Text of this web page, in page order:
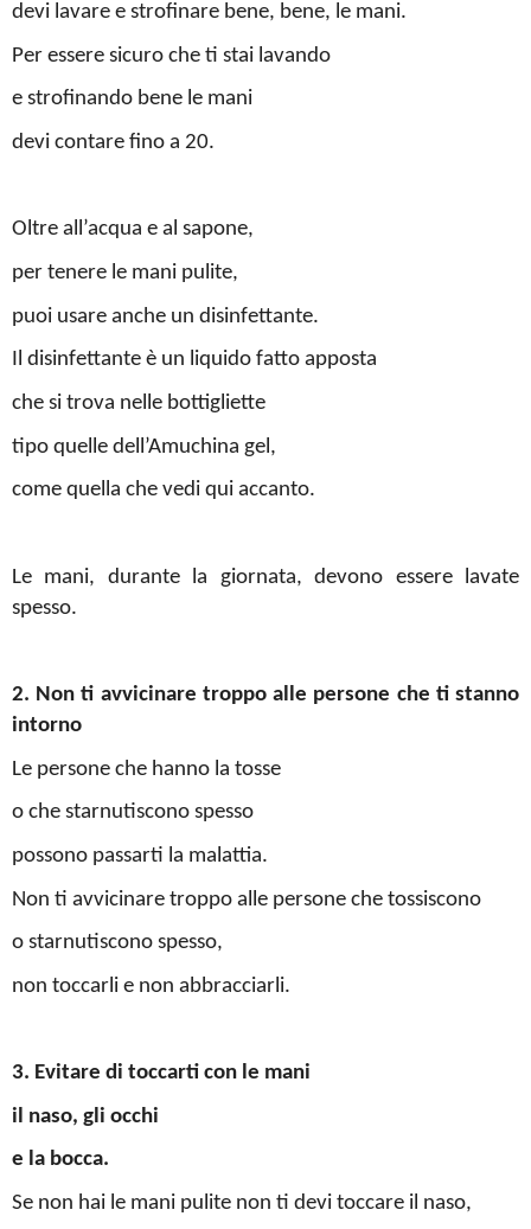
devi lavare e strofinare bene, bene, le mani.
Per essere sicuro che ti stai lavando
e strofinando bene le mani
devi contare fino a 20.
Oltre all’acqua e al sapone,
per tenere le mani pulite,
puoi usare anche un disinfettante.
Il disinfettante è un liquido fatto apposta
che si trova nelle bottigliette
tipo quelle dell’Amuchina gel,
come quella che vedi qui accanto.
Le mani, durante la giornata, devono essere lavate
spesso.
2. Non ti avvicinare troppo alle persone che ti stanno
intorno
Le persone che hanno la tosse
o che starnutiscono spesso
possono passarti la malattia.
Non ti avvicinare troppo alle persone che tossiscono
o starnutiscono spesso,
non toccarli e non abbracciarli.
3. Evitare di toccarti con le mani
il naso, gli occhi
e la bocca.
Se non hai le mani pulite non ti devi toccare il naso,